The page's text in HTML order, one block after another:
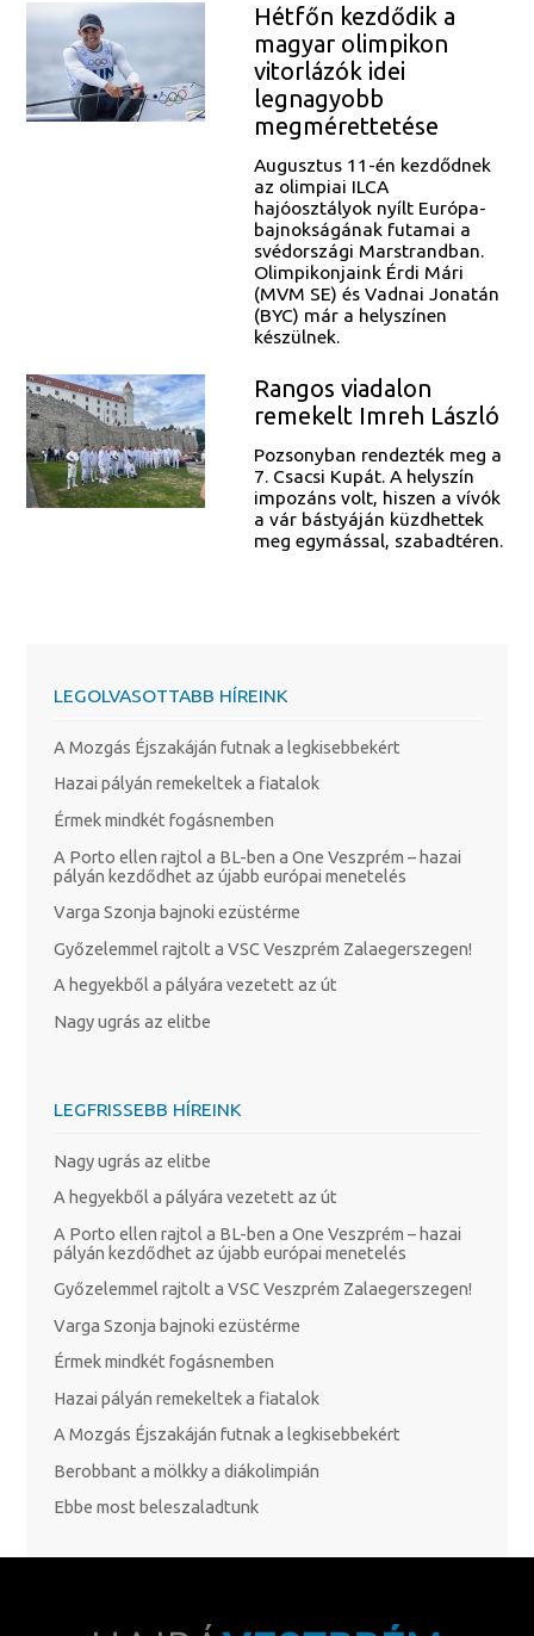
Hétfőn kezdődik a
magyar olimpikon
vitorlázók idei
legnagyobb
megmérettetése
Augusztus 11-én kezdődnek
az olimpiai ILCA
hajóosztályok nyílt Európa-
bajnokságának futamai a
svédországi Marstrandban.
Olimpikonjaink Érdi Mári
(MVM SE) és Vadnai Jonatán
(BYC) már a helyszínen
készülnek.
Rangos viadalon
remekelt Imreh László
Pozsonyban rendezték meg a
7. Csacsi Kupát. A helyszín
impozáns volt, hiszen a vívók
a vár bástyáján küzdhettek
meg egymással, szabadtéren.
LEGOLVASOTTABB HÍREINK
A Mozgás Éjszakáján futnak a legkisebbekért
Hazai pályán remekeltek a fiatalok
Érmek mindkét fogásnemben
A Porto ellen rajtol a BL-ben a One Veszprém – hazai
pályán kezdődhet az újabb európai menetelés
Varga Szonja bajnoki ezüstérme
Győzelemmel rajtolt a VSC Veszprém Zalaegerszegen!
A hegyekből a pályára vezetett az út
Nagy ugrás az elitbe
LEGFRISSEBB HÍREINK
Nagy ugrás az elitbe
A hegyekből a pályára vezetett az út
A Porto ellen rajtol a BL-ben a One Veszprém – hazai
pályán kezdődhet az újabb európai menetelés
Győzelemmel rajtolt a VSC Veszprém Zalaegerszegen!
Varga Szonja bajnoki ezüstérme
Érmek mindkét fogásnemben
Hazai pályán remekeltek a fiatalok
A Mozgás Éjszakáján futnak a legkisebbekért
Berobbant a mölkky a diákolimpián
Ebbe most beleszaladtunk